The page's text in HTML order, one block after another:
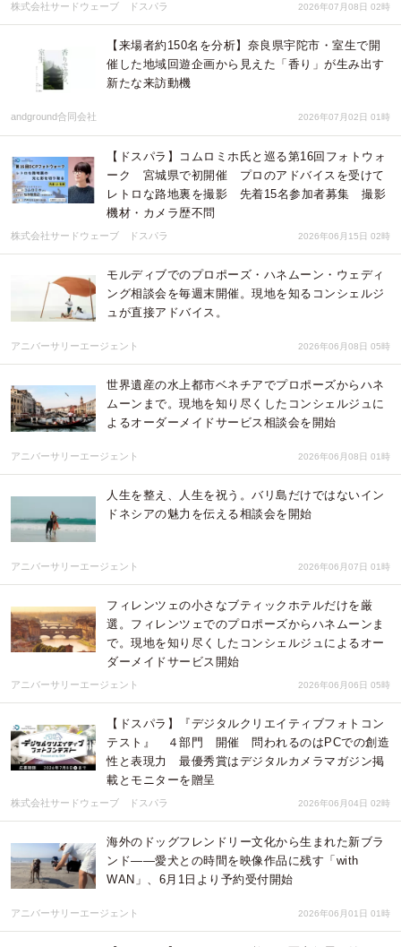
株式会社サードウェーブ ドスパラ 2026年07月08日 02時
【来場者約150名を分析】奈良県宇陀市・室生で開
催した地域回遊企画から見えた「香り」が生み出す
新たな来訪動機
andground合同会社 2026年07月02日 01時
【ドスパラ】コムロミホ氏と巡る第16回フォトウォ
ーク 宮城県で初開催 プロのアドバイスを受けて
レトロな路地裏を撮影 先着15名参加者募集 撮影
機材・カメラ歴不問
株式会社サードウェーブ ドスパラ 2026年06月15日 02時
モルディブでのプロポーズ・ハネムーン・ウェディ
ング相談会を毎週末開催。現地を知るコンシェルジ
ュが直接アドバイス。
アニバーサリーエージェント 2026年06月08日 05時
世界遺産の水上都市ベネチアでプロポーズからハネ
ムーンまで。現地を知り尽くしたコンシェルジュに
よるオーダーメイドサービス相談会を開始
アニバーサリーエージェント 2026年06月08日 01時
人生を整え、人生を祝う。バリ島だけではないイン
ドネシアの魅力を伝える相談会を開始
アニバーサリーエージェント 2026年06月07日 01時
フィレンツェの小さなブティックホテルだけを厳
選。フィレンツェでのプロポーズからハネムーンま
で。現地を知り尽くしたコンシェルジュによるオー
ダーメイドサービス開始
アニバーサリーエージェント 2026年06月06日 05時
【ドスパラ】『デジタルクリエイティブフォトコン
テスト』 ４部門 開催 問われるのはPCでの創造
性と表現力 最優秀賞はデジタルカメラマガジン掲
載とモニターを贈呈
株式会社サードウェーブ ドスパラ 2026年06月04日 02時
海外のドッグフレンドリー文化から生まれた新ブラ
ンド――愛犬との時間を映像作品に残す「with
WAN」、6月1日より予約受付開始
アニバーサリーエージェント 2026年06月01日 01時